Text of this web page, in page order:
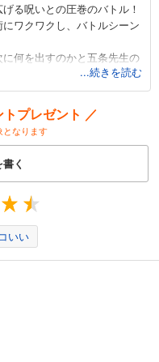
る呪いとの圧巻のバトル！
ワクワクし、バトルシーン
何を出すのかと五条先生の
すストーリーも、次がどう
ジー！
...続きを読む
プレゼント ／
となります
く
いい